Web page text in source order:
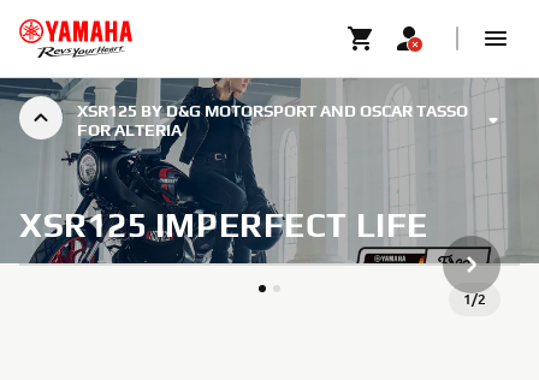
XSR125 BY D&G MOTORSPORT AND OSCAR TASSO
FOR ALTERIA
XSR125 IMPERFECT LIFE
1/2